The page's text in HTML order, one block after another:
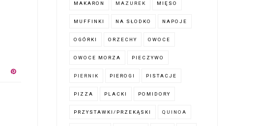
MAKARON MAZUREK MIĘSO
MUFFINKI NA SŁODKO NAPOJE
OGÓRKI ORZECHY OWOCE
OWOCE MORZA PIECZYWO
PIERNIK PIEROGI PISTACJE
PIZZA PLACKI POMIDORY
PRZYSTAWKI/PRZEKĄSKI QUINOA